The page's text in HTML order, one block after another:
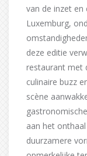
van de inzet en
Luxemburg,
deze editie
restaurant met
culinaire buzz
scène
aan het
duurzamere